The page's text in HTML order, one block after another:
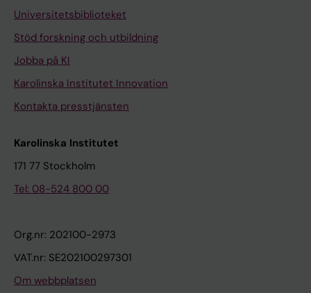
Universitetsbiblioteket
Stöd forskning och utbildning
Jobba på KI
Karolinska Institutet Innovation
Kontakta presstjänsten
Karolinska Institutet
171 77 Stockholm
Tel: 08-524 800 00
Org.nr: 202100-2973
VAT.nr: SE202100297301
Om webbplatsen